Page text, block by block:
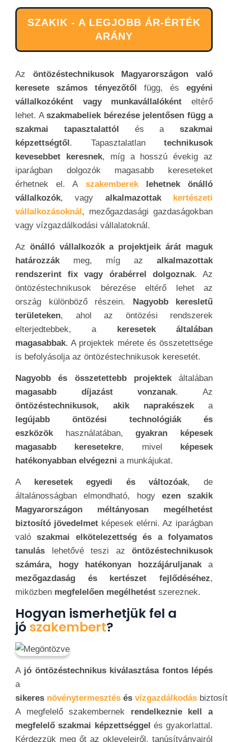
SZAKIK - A LEGJOBB ÁR-ÉRTÉK
ARÁNY
Az öntözéstechnikusok Magyarországon való
keresete számos tényezőtől függ, és egyéni
vállalkozóként vagy munkavállalóként eltérő
lehet. A szakmabeliek bérezése jelentősen függ a
szakmai tapasztalattól és aszakmai
képzettségtől. Tapasztalatlan technikusok
kevesebbet keresnek, míg a hosszú évekig az
iparágban dolgozók magasabb kereseteket
érhetnek el. A szakemberek lehetnek önálló
vállalkozók, vagy alkalmazottak kertészeti
vállalkozásoknál, mezőgazdasági gazdaságokban
vagy vízgazdálkodási vállalatoknál.
Az önálló vállalkozók a projektjeik árát maguk
határozzák meg, míg az alkalmazottak
rendszerint fix vagy órabérrel dolgoznak. Az
öntözéstechnikusok bérezése eltérő lehet az
ország különböző részein. Nagyobb keresletű
területeken, ahol az öntözési rendszerek
elterjedtebbek, akeresetek általában
magasabbak. A projektek mérete és összetettsége
is befolyásolja az öntözéstechnikusok keresetét.
Nagyobb és összetettebb projektekáltalában
magasabb díjazást vonzanak. Az
öntözéstechnikusok, akik naprakészeka
legújabb öntözési technológiák és
eszközök használatában,gyakran képesek
magasabb keresetekre, mivel képesek
hatékonyabban elvégezni a munkájukat.
A keresetek egyedi és változóak, de
általánosságban elmondható, hogy ezen szakik
Magyarországon méltányosan megélhetést
biztosító jövedelmet képesek elérni. Az iparágban
valószakmai elkötelezettség és a folyamatos
tanulás lehetővé teszi az öntözéstechnikusok
számára, hogy hatékonyan hozzájáruljanak a
mezőgazdaság és kertészet fejlődéséhez,
miközben megfelelően megélhetést szereznek.
Hogyan ismerhetjük fel a
jó szakembert?
A jó öntözéstechnikus kiválasztása fontos lépés
a
sikeres növénytermesztés és vízgazdálkodás
A megfelelő szakembernek rendelkeznie kell a
megfelelő szakmai képzettséggel és gyakorlattal.
Kérdezzük meg őt az okleveleiről, tanúsítványairól